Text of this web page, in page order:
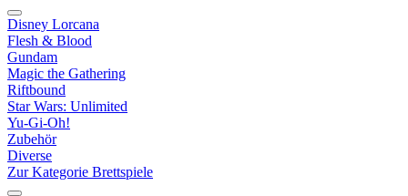
Disney Lorcana
Flesh & Blood
Gundam
Magic the Gathering
Riftbound
Star Wars: Unlimited
Yu-Gi-Oh!
Zubehör
Diverse
Zur Kategorie Brettspiele